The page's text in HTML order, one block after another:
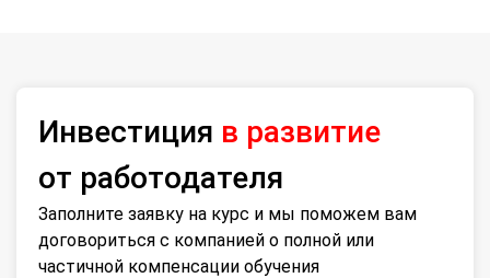
Инвестиция в развитие
от работодателя
Заполните заявку на курс и мы поможем вам
договориться с компанией о полной или
частичной компенсации обучения